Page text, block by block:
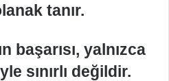
tanır.
başarısı, yalnızca
sınırlı değildir.